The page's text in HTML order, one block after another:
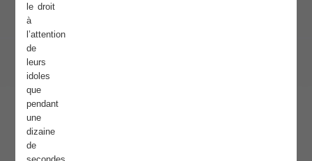
le droit
à
l’attention
de
leurs
idoles
que
pendant
une
dizaine
de